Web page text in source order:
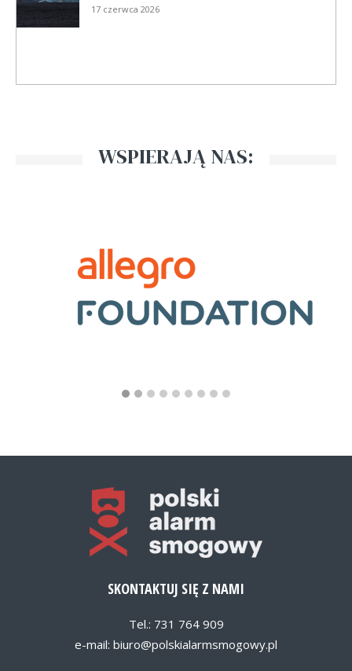
17 czerwca 2026
WSPIERAJĄ NAS:
SKONTAKTUJ SIĘ Z NAMI
Tel.: 731 764 909
e-mail: biuro@polskialarmsmogowy.pl